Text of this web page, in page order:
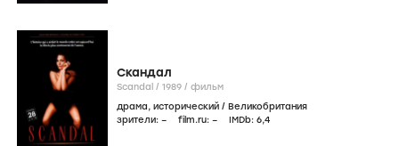
Скандал
Scandal / 1989 / фильм
драма, исторический / Великобритания
зрители: – film.ru: – IMDb: 6,4